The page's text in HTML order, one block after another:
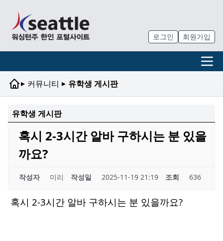
로그인 회원가입
▸ 커뮤니티 ▸ 유학생 게시판
유학생 게시판
혹시 2-3시간 알바 구하시는 분 있을
까요?
작성자 미리 작성일 2025-11-19 21:19 조회 636
혹시 2-3시간 알바 구하시는 분 있을까요?